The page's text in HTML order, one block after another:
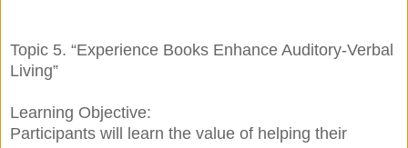
Topic 5. “Experience Books Enhance Auditory-Verbal
Living”
Learning Objective:
Participants will learn the value of helping their